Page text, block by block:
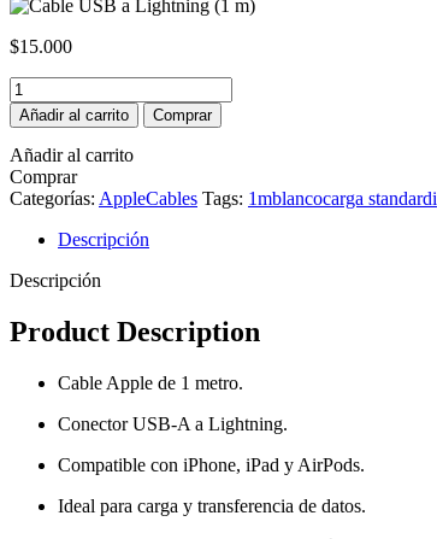
$15.000
Cable
USB
a
Lightning
(1
m)
Añadir al carrito Comprar
Añadir al carrito
Comprar
Categorías: AppleCables Tags: 1mblancocarga standard
Descripción
Descripción
Product Description
Cable Apple de 1 metro.
Conector USB-A a Lightning.
Compatible con iPhone, iPad y AirPods.
Ideal para carga y transferencia de datos.